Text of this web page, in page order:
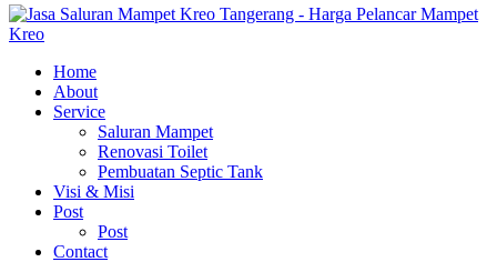
Home
About
Service
Saluran Mampet
Renovasi Toilet
Pembuatan Septic Tank
Visi & Misi
Post
Post
Contact